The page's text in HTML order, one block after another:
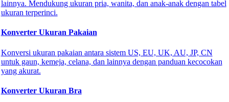
lainnya. Mendukung ukuran pria, wanita, dan anak-anak dengan tabel
ukuran terperinci.
Konverter Ukuran Pakaian
Konversi ukuran pakaian antara sistem US, EU, UK, AU, JP, CN
untuk gaun, kemeja, celana, dan lainnya dengan panduan kecocokan
yang akurat.
Konverter Ukuran Bra